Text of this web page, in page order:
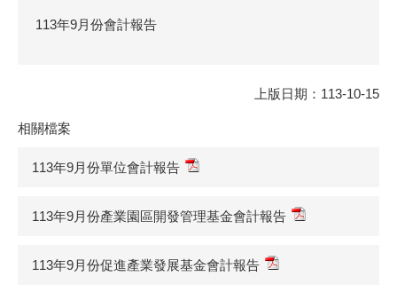
113年9月份會計報告
上版日期：113-10-15
相關檔案
113年9月份單位會計報告
113年9月份產業園區開發管理基金會計報告
113年9月份促進產業發展基金會計報告